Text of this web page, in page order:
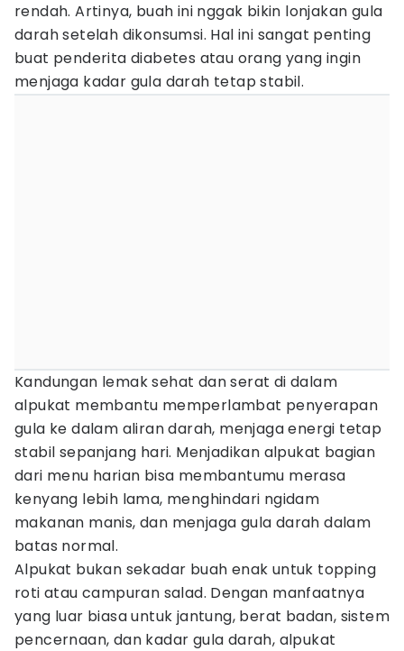
rendah. Artinya, buah ini nggak bikin lonjakan gula
darah setelah dikonsumsi. Hal ini sangat penting
buat penderita diabetes atau orang yang ingin
menjaga kadar gula darah tetap stabil.
Kandungan lemak sehat dan serat di dalam
alpukat membantu memperlambat penyerapan
gula ke dalam aliran darah, menjaga energi tetap
stabil sepanjang hari. Menjadikan alpukat bagian
dari menu harian bisa membantumu merasa
kenyang lebih lama, menghindari ngidam
makanan manis, dan menjaga gula darah dalam
batas normal.
Alpukat bukan sekadar buah enak untuk topping
roti atau campuran salad. Dengan manfaatnya
yang luar biasa untuk jantung, berat badan, sistem
pencernaan, dan kadar gula darah, alpukat